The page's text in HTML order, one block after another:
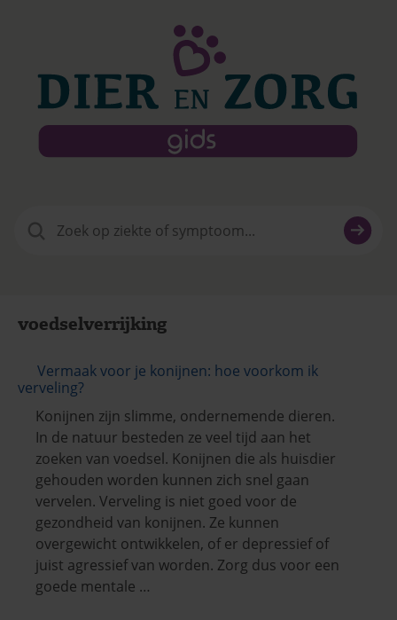
naar:
voedselverrijking
Vermaak voor je konijnen: hoe voorkom ik
verveling?
Konijnen zijn slimme, ondernemende dieren.
In de natuur besteden ze veel tijd aan het
zoeken van voedsel. Konijnen die als huisdier
gehouden worden kunnen zich snel gaan
vervelen. Verveling is niet goed voor de
gezondheid van konijnen. Ze kunnen
overgewicht ontwikkelen, of er depressief of
juist agressief van worden. Zorg dus voor een
goede mentale …